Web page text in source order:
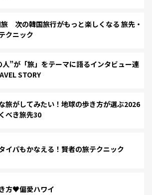
次の韓国旅行がもっと楽しくなる 旅先・
クニック
人”が「旅」をテーマに語るインタビュー連
STORY
旅がしてみたい！地球の歩き方が選ぶ2026
べき旅先30
イパもかなえる！賢者の旅テクニック
方♥偏愛ハワイ